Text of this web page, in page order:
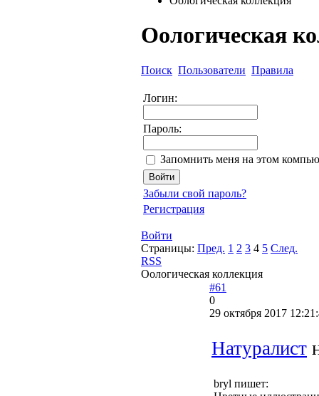
Оологическая
Поиск Пользователи Правила
Логин:
Пароль:
Запомнить меня на этом
Забыли свой пароль?
Регистрация
Войти
Страницы: Пред. 1 2 3 4 5 След.
RSS
Оологическая коллекция
#61
0
29 октября 2017
Натуралист
bryl пишет: